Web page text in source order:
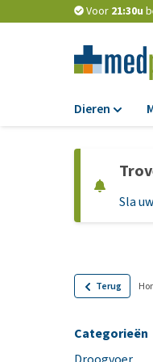
Voor 21:30u
Dieren
Sla
Terug
Categorieën